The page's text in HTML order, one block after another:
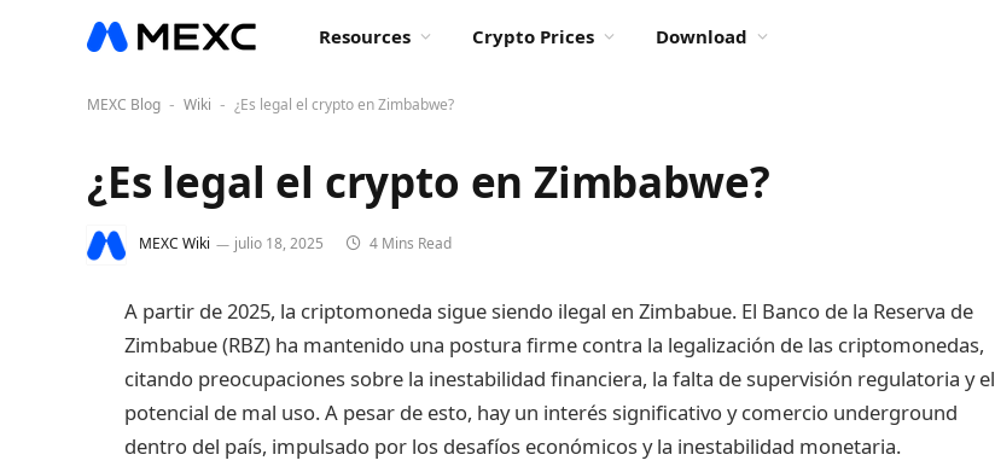
Resources Crypto Prices Download
MEXC Blog - Wiki - ¿Es legal el crypto en Zimbabwe?
¿Es legal el crypto en Zimbabwe?
MEXC Wiki julio 18, 2025 4 Mins Read
A partir de 2025, la criptomoneda sigue siendo ilegal en Zimbabue. El Banco de la Reserva de
Zimbabue (RBZ) ha mantenido una postura firme contra la legalización de las criptomonedas,
citando preocupaciones sobre la inestabilidad financiera, la falta de supervisión regulatoria y el
potencial de mal uso. A pesar de esto, hay un interés significativo y comercio underground
dentro del país, impulsado por los desafíos económicos y la inestabilidad monetaria.